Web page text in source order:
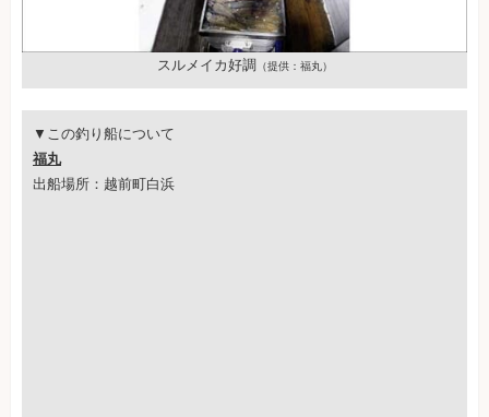
スルメイカ好調 （提供：福丸）
▼この釣り船について
福丸
出船場所：越前町白浜